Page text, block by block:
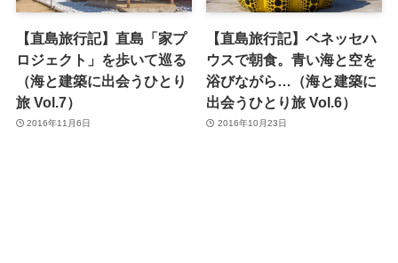
【直島旅行記】直島「家プ
ロジェクト」を歩いて巡る
（海と建築に出会うひとり
旅 Vol.7）
2016年11月6日
【直島旅行記】ベネッセハ
ウスで朝食。青い海と空を
浴びながら…（海と建築に
出会うひとり旅 Vol.6）
2016年10月23日